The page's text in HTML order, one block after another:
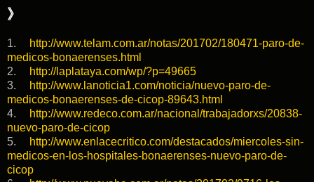
》
1.
http://www.telam.com.ar/notas/201702/180471-paro-de-
medicos-bonaerenses.html
2.
http://laplataya.com/wp/?p=49665
3.
http://www.lanoticia1.com/noticia/nuevo-paro-de-
medicos-bonaerenses-de-cicop-89643.html
4.
http://www.redeco.com.ar/nacional/trabajadorxs/20838-
nuevo-paro-de-cicop
5.
http://www.enlacecritico.com/destacados/miercoles-sin-
medicos-en-los-hospitales-bonaerenses-nuevo-paro-de-
cicop